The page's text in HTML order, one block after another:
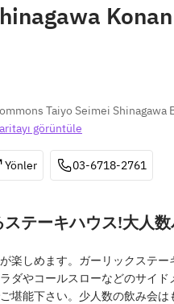
Konan
Taiyo Seimei Shinagawa
görüntüle
Yönler 03-6718-2761
テーキハウス!大人
楽しめます。ガーリックステー
ダやコールスローなどのサイ
堪能下さい。少人数の飲み会